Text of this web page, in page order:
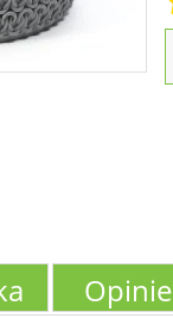
Opinie